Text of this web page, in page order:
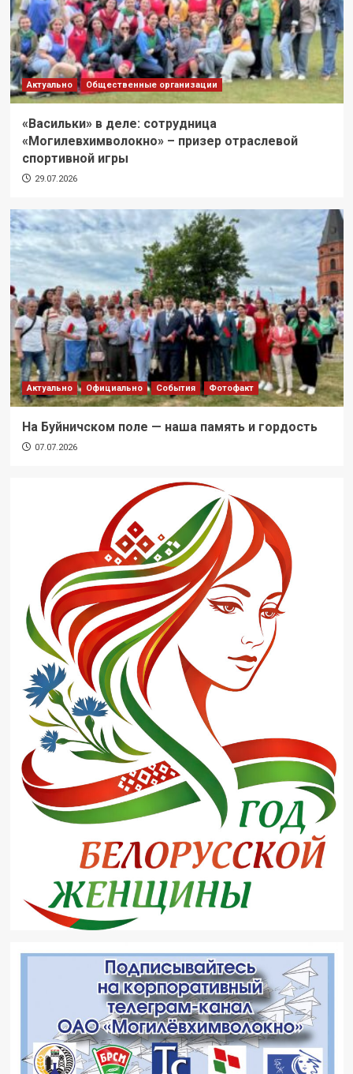
Актуально Общественные организации
«Васильки» в деле: сотрудница
«Могилевхимволокно» – призер отраслевой
спортивной игры
29.07.2026
Актуально Официально События Фотофакт
На Буйничском поле — наша память и гордость
07.07.2026